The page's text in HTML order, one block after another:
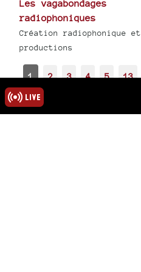
Les vagabondages
radiophoniques
Création radiophonique et
productions
1 2 3 4 5 13